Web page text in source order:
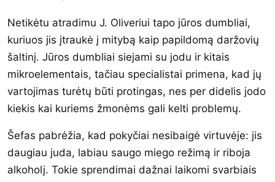
Netikėtu atradimu J. Oliveriui tapo jūros dumbliai,
kuriuos jis įtraukė į mitybą kaip papildomą daržovių
šaltinį. Jūros dumbliai siejami su jodu ir kitais
mikroelementais, tačiau specialistai primena, kad jų
vartojimas turėtų būti protingas, nes per didelis jodo
kiekis kai kuriems žmonėms gali kelti problemų.
Šefas pabrėžia, kad pokyčiai nesibaigė virtuvėje: jis
daugiau juda, labiau saugo miego režimą ir riboja
alkoholį. Tokie sprendimai dažnai laikomi svarbiais